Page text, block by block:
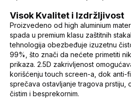
Visok Kvalitet i Izdržljivost
Proizvedeno od high aluminium
spada u premium klasu zaštitnih
tehnologija obezbeđuje izuzetnu
99%, što znači da nećete primetiti
prikaza. 2.5D zakrivljenost
korišćenju touch screen-a, dok anti-
sprečava ostavljanje tragova prstiju,
čistim i besprekornim.